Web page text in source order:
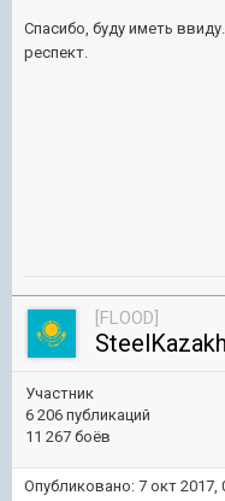
Спасибо, буду иметь
респект.
[FLOOD]
SteelKazakh
Участник
6 206 публикаций
11 267 боёв
Опубликовано: 7 окт 2017,